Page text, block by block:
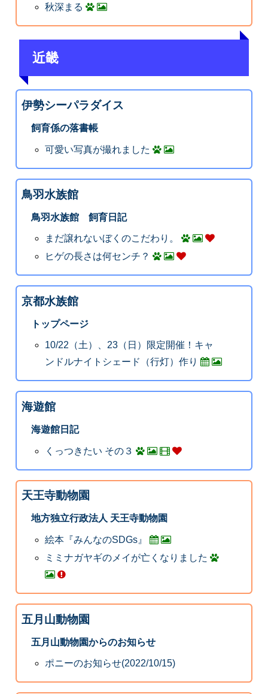
秋深まる
近畿
伊勢シーパラダイス
飼育係の落書帳
可愛い写真が撮れました
鳥羽水族館
鳥羽水族館 飼育日記
まだ譲れないぼくのこだわり。
ヒゲの長さは何センチ？
京都水族館
トップページ
10/22（土）、23（日）限定開催！キャ
ンドルナイトシェード（行灯）作り
海遊館
海遊館日記
くっつきたい その３
天王寺動物園
地方独立行政法人 天王寺動物園
絵本『みんなのSDGs』
ミミナガヤギのメイが亡くなりました
五月山動物園
五月山動物園からのお知らせ
ポニーのお知らせ(2022/10/15)